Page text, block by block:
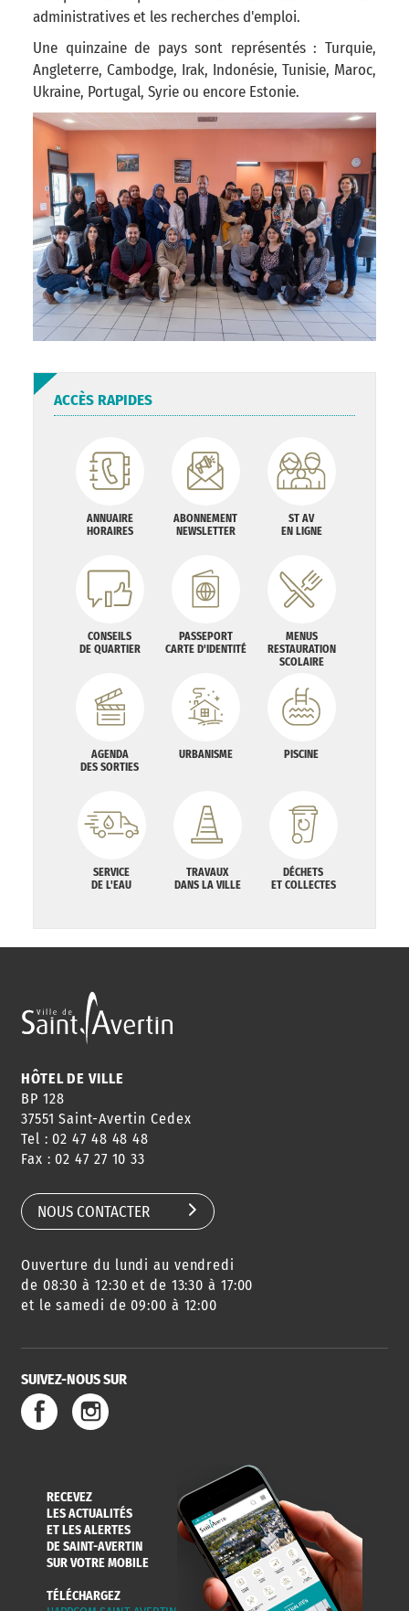
administratives et les recherches d'emploi.
Une quinzaine de pays sont représentés : Turquie,
Angleterre, Cambodge, Irak, Indonésie, Tunisie, Maroc,
Ukraine, Portugal, Syrie ou encore Estonie.
ACCÈS RAPIDES
ANNUAIRE
HORAIRES
ABONNEMENT
NEWSLETTER
ST AV
EN LIGNE
CONSEILS
DE QUARTIER
PASSEPORT
CARTE D'IDENTITÉ
MENUS
RESTAURATION
SCOLAIRE
AGENDA
DES SORTIES
URBANISME PISCINE
SERVICE
DE L'EAU
TRAVAUX
DANS LA VILLE
DÉCHETS
ET COLLECTES
HÔTEL DE VILLE
BP 128
37551 Saint-Avertin Cedex
Tel : 02 47 48 48 48
Fax : 02 47 27 10 33
NOUS CONTACTER
Ouverture du lundi au vendredi
de 08:30 à 12:30 et de 13:30 à 17:00
et le samedi de 09:00 à 12:00
SUIVEZ-NOUS SUR
RECEVEZ
LES ACTUALITÉS
ET LES ALERTES
DE SAINT-AVERTIN
SUR VOTRE MOBILE
TÉLÉCHARGEZ